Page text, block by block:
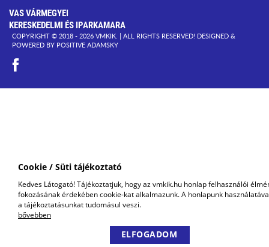
Cookie / Süti tájékoztató
Kedves Látogató! Tájékoztatjuk, hogy az vmkik.hu honlap felhasználói
fokozásának érdekében cookie-kat alkalmazunk. A honlapunk
a tájékoztatásunkat tudomásul veszi.
bővebben
ELFOGADOM
VAS VÁRMEGYEI
KERESKEDELMI ÉS IPARKAMARA
COPYRIGHT © 2018 - 2026 VMKIK. | ALL RIGHTS RESERVED! DESIGNED &
POWERED BY POSITIVE ADAMSKY